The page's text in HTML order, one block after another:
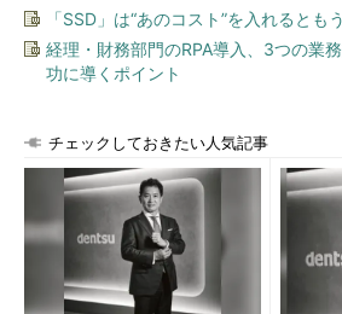
「SSD」は“あのコスト”を入れるとも
経理・財務部門のRPA導入、3つの業
功に導くポイント
チェックしておきたい人気記事